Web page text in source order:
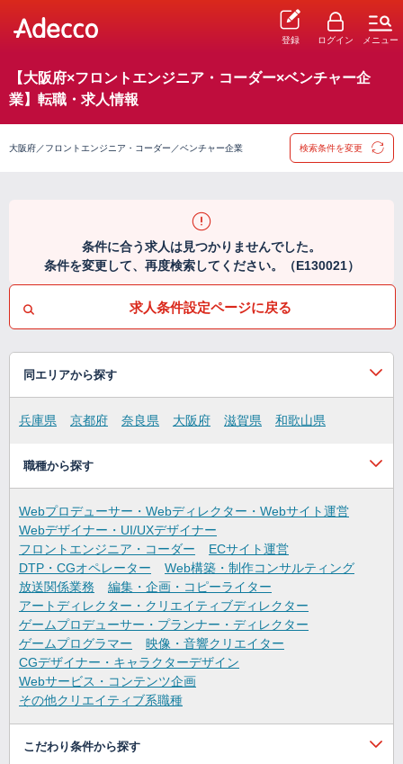
登録 ログイン メニュー
【大阪府×フロントエンジニア・コーダー×ベンチャー企
業】転職・求人情報
大阪府／フロントエンジニア・コーダー／ベンチャー企業 検索条件を変更
条件に合う求人は見つかりませんでした。
条件を変更して、再度検索してください。（E130021）
求人条件設定ページに戻る
同エリアから探す
兵庫県 京都府 奈良県 大阪府 滋賀県 和歌山県
職種から探す
Webプロデューサー・Webディレクター・Webサイト運営
Webデザイナー・UI/UXデザイナー
フロントエンジニア・コーダー
ECサイト運営
DTP・CGオペレーター
Web構築・制作コンサルティング
放送関係業務
編集・企画・コピーライター
アートディレクター・クリエイティブディレクター
ゲームプロデューサー・プランナー・ディレクター
ゲームプログラマー
映像・音響クリエイター
CGデザイナー・キャラクターデザイン
Webサービス・コンテンツ企画
その他クリエイティブ系職種
こだわり条件から探す